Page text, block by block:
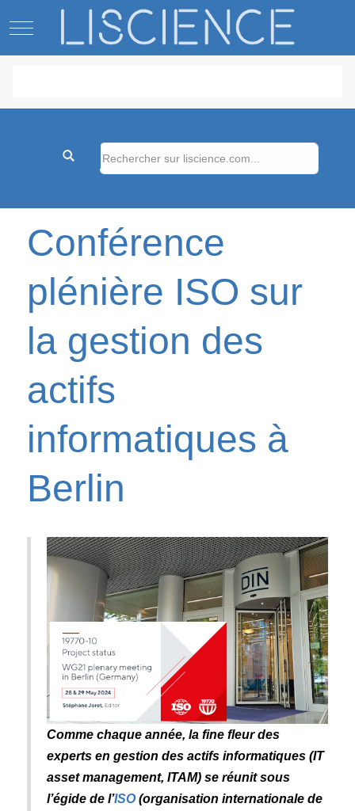
Mobile Menu Toggle
Conférence
plénière ISO sur
la gestion des
actifs
informatiques à
Berlin
Comme chaque année, la fine fleur des
experts en gestion des actifs informatiques (IT
asset management, ITAM) se réunit sous
l’égide de l’ISO(organisation internationale de